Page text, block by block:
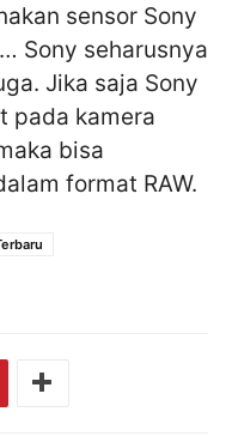
sensor Sony
Sony seharusnya
Jika saja Sony
pada kamera
bisa
format RAW.